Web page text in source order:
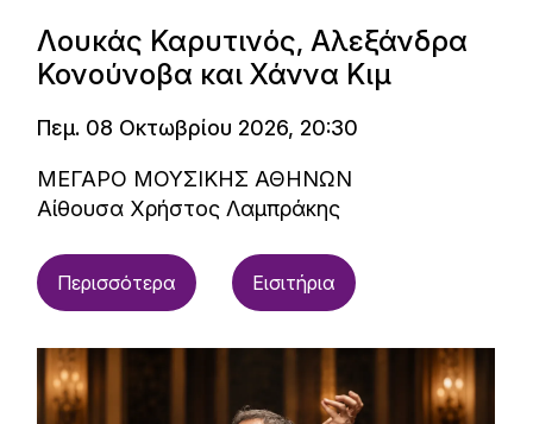
Λουκάς Καρυτινός, Αλεξάνδρα
Κονούνοβα και Χάννα Κιμ
Πεμ. 08 Οκτωβρίου 2026, 20:30
ΜΕΓΑΡΟ ΜΟΥΣΙΚΗΣ ΑΘΗΝΩΝ
Αίθουσα Χρήστος Λαμπράκης
Περισσότερα Εισιτήρια